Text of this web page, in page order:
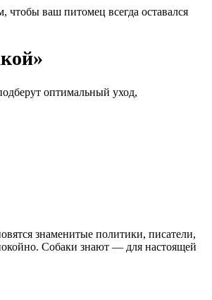
ваш питомец всегда оставался
оптимальный уход,
знаменитые политики, писатели,
Собаки знают — для настоящей